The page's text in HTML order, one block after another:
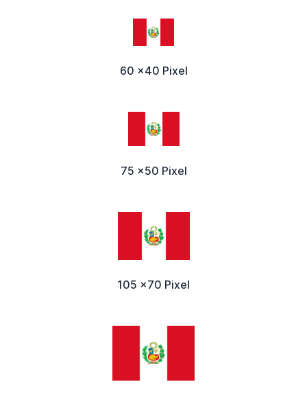
60 x40 Pixel
75 x50 Pixel
105 x70 Pixel